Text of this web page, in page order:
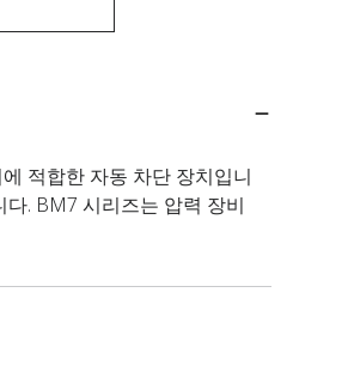
적합한 자동 차단 장치입니
. BM7 시리즈는 압력 장비